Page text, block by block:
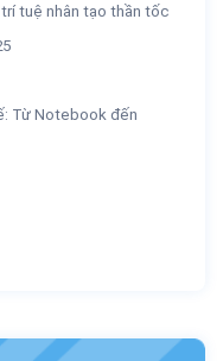
tuệ nhân tạo thần tốc
Từ Notebook đến